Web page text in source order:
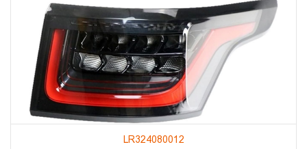
LR324080012